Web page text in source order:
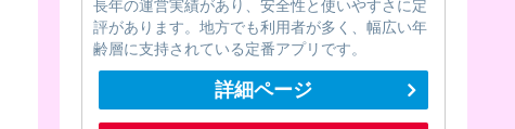
長年の運営実績があり、安全性と使いやすさに定
評があります。地方でも利用者が多く、幅広い年
齢層に支持されている定番アプリです。
詳細ページ